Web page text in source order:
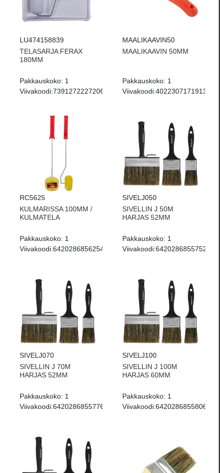
LU474158839
TELASARJA FERAX
180MM
Pakkauskoko: 1
Viivakoodi:7391272227206
MAALIKAAVIN50
MAALIKAAVIN 50MM
Pakkauskoko: 1
Viivakoodi:4022307171913
RC5625
KULMARISSA 100MM /
KULMATELA
Pakkauskoko: 1
Viivakoodi:6420286856254
SIVELJ050
SIVELLIN J 50M
HARJAS 52MM
Pakkauskoko: 1
Viivakoodi:6420286855752
SIVELJ070
SIVELLIN J 70M
HARJAS 52MM
Pakkauskoko: 1
Viivakoodi:6420286855776
SIVELJ100
SIVELLIN J 100M
HARJAS 60MM
Pakkauskoko: 1
Viivakoodi:6420286855806